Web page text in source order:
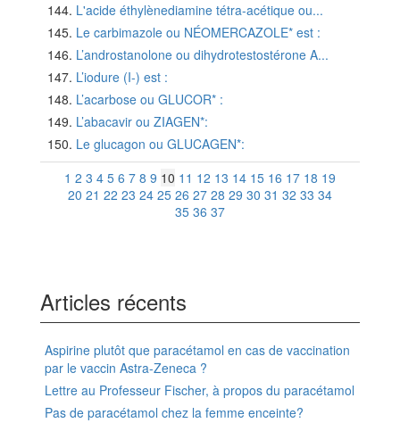
L'acide éthylènediamine tétra-acétique ou...
Le carbimazole ou NÉOMERCAZOLE* est :
L’androstanolone ou dihydrotestostérone A...
L’iodure (I-) est :
L’acarbose ou GLUCOR* :
L’abacavir ou ZIAGEN*:
Le glucagon ou GLUCAGEN*:
1 2 3 4 5 6 7 8 9 10 11 12 13 14 15 16 17 18 19
20 21 22 23 24 25 26 27 28 29 30 31 32 33 34
35 36 37
Articles récents
Aspirine plutôt que paracétamol en cas de vaccination
par le vaccin Astra-Zeneca ?
Lettre au Professeur Fischer, à propos du paracétamol
Pas de paracétamol chez la femme enceinte?